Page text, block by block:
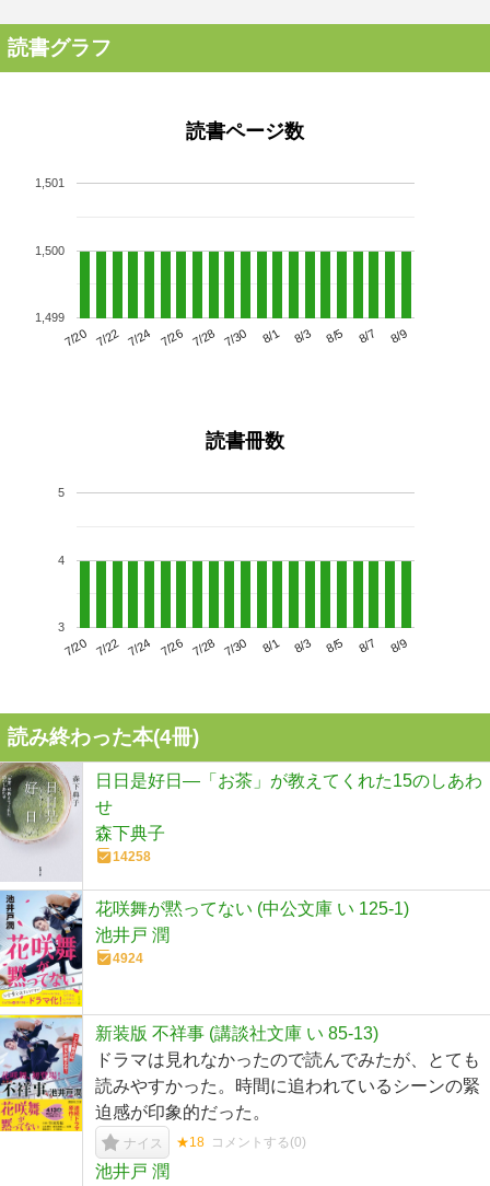
読書グラフ
読書ページ数
7/20 7/22 7/24 7/26 7/28 7/30 8/1 8/3 8/5 8/7 8/9
1,499
1,500
1,501
読書冊数
7/20 7/22 7/24 7/26 7/28 7/30 8/1 8/3 8/5 8/7 8/9
3
4
5
読み終わった本(4冊)
日日是好日―「お茶」が教えてくれた15のしあわ
せ
森下典子
14258
花咲舞が黙ってない (中公文庫 い 125-1)
池井戸 潤
4924
新装版 不祥事 (講談社文庫 い 85-13)
ドラマは見れなかったので読んでみたが、とても
読みやすかった。時間に追われているシーンの緊
迫感が印象的だった。
ナイス ★18 コメントする(0)
池井戸 潤